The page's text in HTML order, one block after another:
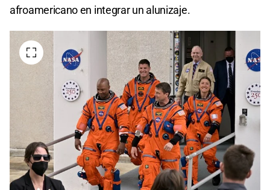
afroamericano en integrar un alunizaje.